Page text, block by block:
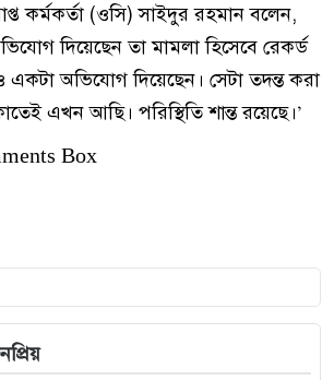
কর্মকর্তা (ওসি) সাইদুর রহমান বলেন,
দিয়েছেন তা মামলা হিসেবে রেকর্ড
একটা অভিযোগ দিয়েছেন। সেটা তদন্ত করা
এখন আছি। পরিস্থিতি শান্ত রয়েছে।’
Box